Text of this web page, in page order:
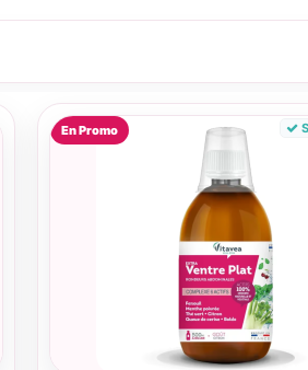
En Promo